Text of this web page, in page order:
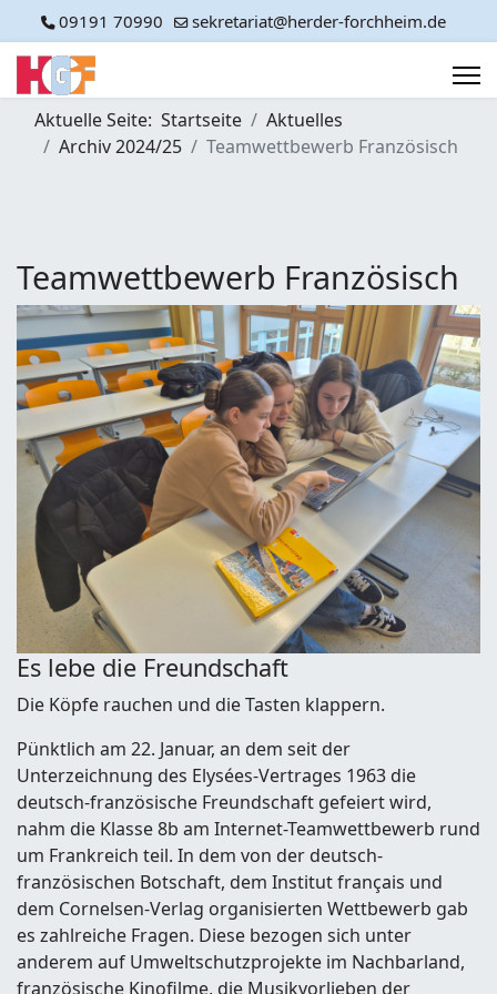
09191 70990 sekretariat@herder-forchheim.de
Aktuelle Seite: Startseite
Aktuelles
Archiv 2024/25
Teamwettbewerb Französisch
Teamwettbewerb Französisch
Es lebe die Freundschaft
Die Köpfe rauchen und die Tasten klappern.
Pünktlich am 22. Januar, an dem seit der
Unterzeichnung des Elysées-Vertrages 1963 die
deutsch-französische Freundschaft gefeiert wird,
nahm die Klasse 8b am Internet-Teamwettbewerb rund
um Frankreich teil. In dem von der deutsch-
französischen Botschaft, dem Institut français und
dem Cornelsen-Verlag organisierten Wettbewerb gab
es zahlreiche Fragen. Diese bezogen sich unter
anderem auf Umweltschutzprojekte im Nachbarland,
französische Kinofilme, die Musikvorlieben der